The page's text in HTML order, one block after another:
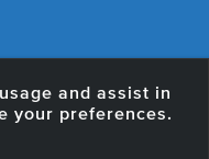
and assist in
your preferences.